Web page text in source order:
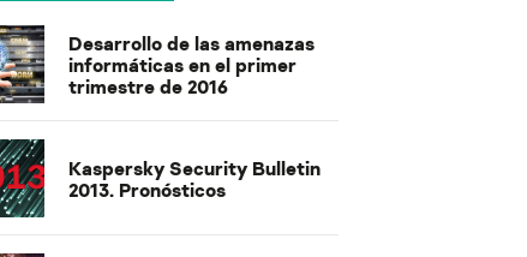
Desarrollo de las amenazas
informáticas en el primer
trimestre de 2016
Kaspersky Security Bulletin
2013. Pronósticos